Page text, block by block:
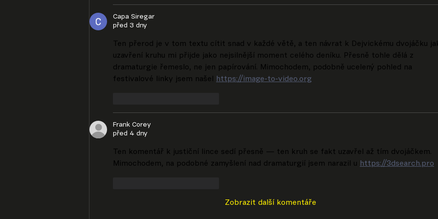
Capa Siregar
před 3 dny
Ten přerod je v tom textu cítit snad v každé větě, a ten návrat k Dejvickému dvojáčku
uzavření kruhu mi přijde jako nejsilnější moment celého deníku. Přesně tohle dělá z
dramaturgie řemeslo, ne jen papírování. Mimochodem, podobně ucelený pohled na
festivalové linky jsem našel
https://image-to-video.org
Frank Corey
před 4 dny
Ten komentář k justiční lince sedí přesně — ten kruh se fakt uzavřel až tím dvojáčkem.
Mimochodem, na podobné zamyšlení nad dramaturgií jsem narazil u https://3dsearch.pro
Zobrazit další komentáře